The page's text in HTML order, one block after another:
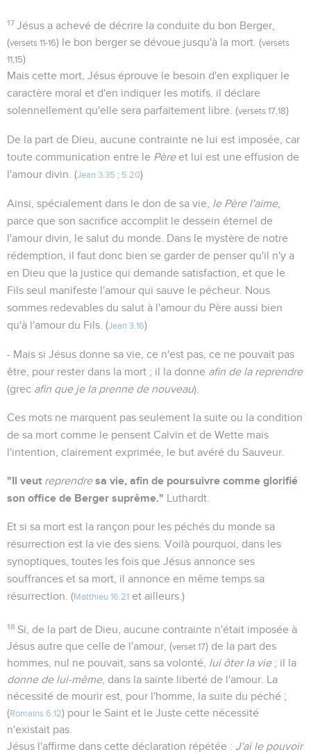
17 Jésus a achevé de décrire la conduite du bon Berger,
(versets 11-16) le bon berger se dévoue jusqu'à la mort. (versets
11,15)
Mais cette mort, Jésus éprouve le besoin d'en expliquer le
caractère moral et d'en indiquer les motifs. il déclare
solennellement qu'elle sera parfaitement libre. (versets 17,18)
De la part de Dieu, aucune contrainte ne lui est imposée, car
toute communication entre le Pèreet lui est une effusion de
l'amour divin. (Jean 3.35 ; 5.20)
Ainsi, spécialement dans le don de sa vie, le Père l'aime,
parce que son sacrifice accomplit le dessein éternel de
l'amour divin, le salut du monde. Dans le mystère de notre
rédemption, il faut donc bien se garder de penser qu'il n'y a
en Dieu que la justice qui demande satisfaction, et que le
Fils seul manifeste l'amour qui sauve le pécheur. Nous
sommes redevables du salut à l'amour du Père aussi bien
qu'à l'amour du Fils. (Jean 3.16)
- Mais si Jésus donne sa vie, ce n'est pas, ce ne pouvait pas
être, pour rester dans la mort ; il la donne afin de la reprendre
(grec afin que je la prenne de nouveau).
Ces mots ne marquent pas seulement la suite ou la condition
de sa mort comme le pensent Calvin et de Wette mais
l'intention, clairement exprimée, le but avéré du Sauveur.
"Il veut reprendre sa vie, afin de poursuivre comme glorifié
son office de Berger suprême." Luthardt.
Et si sa mort est la rançon pour les péchés du monde sa
résurrection est la vie des siens. Voilà pourquoi, dans les
synoptiques, toutes les fois que Jésus annonce ses
souffrances et sa mort, il annonce en même temps sa
résurrection. (Matthieu 16.21 et ailleurs.)
18 Si, de la part de Dieu, aucune contrainte n'était imposée à
Jésus autre que celle de l'amour, (verset 17) de la part des
hommes, nul ne pouvait, sans sa volonté, lui ôter la vie; il la
donne de lui-même, dans la sainte liberté de l'amour. La
nécessité de mourir est, pour l'homme, la suite du péché ;
(Romains 6.12) pour le Saint et le Juste cette nécessité
n'existait pas.
Jésus l'affirme dans cette déclaration répétée : J'ai le pouvoir